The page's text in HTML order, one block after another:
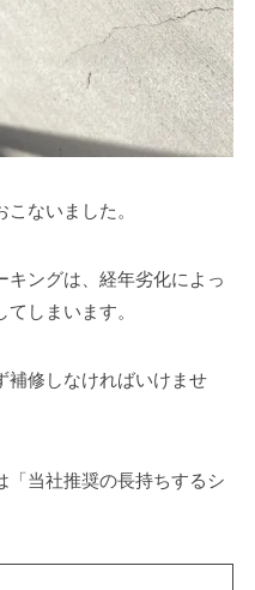
ないました。
ングは、経年劣化によっ
しまいます。
補修しなければいけませ
「当社推奨の長持ちするシ